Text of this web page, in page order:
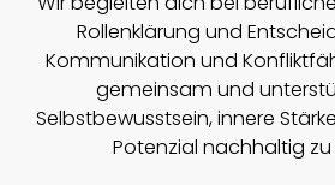
Rollenklärung und
Kommunikation und
gemeinsam und
Selbstbewusstsein, innere
Potenzial nachhaltig